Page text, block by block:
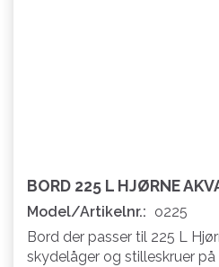
BORD 225 L HJØRNE
Model/Artikelnr.: o225
Bord der passer til 225 L
skydelåger og stilleskruer på